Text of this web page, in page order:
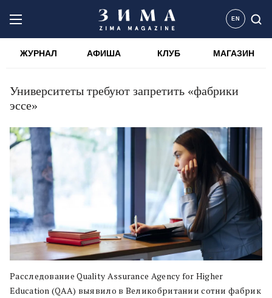
EN
ЖУРНАЛ АФИША КЛУБ МАГАЗИН
Университеты требуют запретить «фабрики
эссе»
Расследование Quality Assurance Agency for Higher
Education (QAA) выявило в Великобритании сотни фабрик